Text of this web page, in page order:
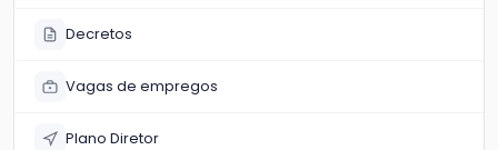
Decretos
Vagas de empregos
Plano Diretor